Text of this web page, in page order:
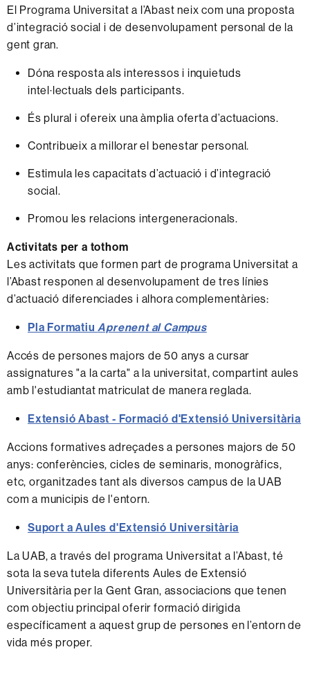
El Programa Universitat a l’Abast neix com una proposta
d’integració social i de desenvolupament personal de la
gent gran.
Dóna resposta als interessos i inquietuds
intel·lectuals dels participants.
És plural i ofereix una àmplia oferta d’actuacions.
Contribueix a millorar el benestar personal.
Estimula les capacitats d’actuació i d’integració
social.
Promou les relacions intergeneracionals.
Activitats per a tothom
Les activitats que formen part de programa Universitat a
l’Abast responen al desenvolupament de tres línies
d’actuació diferenciades i alhora complementàries:
Pla Formatiu Aprenent al Campus
Accés de persones majors de 50 anys a cursar
assignatures "a la carta" a la universitat, compartint aules
amb l'estudiantat matriculat de manera reglada.
Extensió Abast - Formació d'Extensió Universitària
Accions formatives adreçades a persones majors de 50
anys: conferències, cicles de seminaris, monogràfics,
etc, organitzades tant als diversos campus de la UAB
com a municipis de l'entorn.
Suport a Aules d'Extensió Universitària
La UAB, a través del programa Universitat a l’Abast, té
sota la seva tutela diferents Aules de Extensió
Universitària per la Gent Gran, associacions que tenen
com objectiu principal oferir formació dirigida
específicament a aquest grup de persones en l’entorn de
vida més proper.